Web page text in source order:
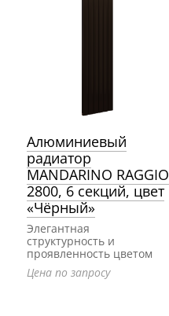
Алюминиевый
радиатор
MANDARINO RAGGIO
2800, 6 секций, цвет
«Чёрный»
Элегантная
структурность и
проявленность цветом
Цена по запросу